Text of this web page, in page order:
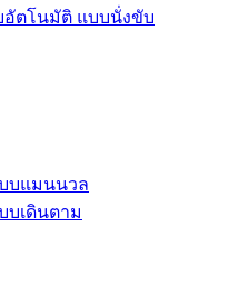
อัตโนมัติ แบบนั่งขับ
บแมนนวล
บเดินตาม